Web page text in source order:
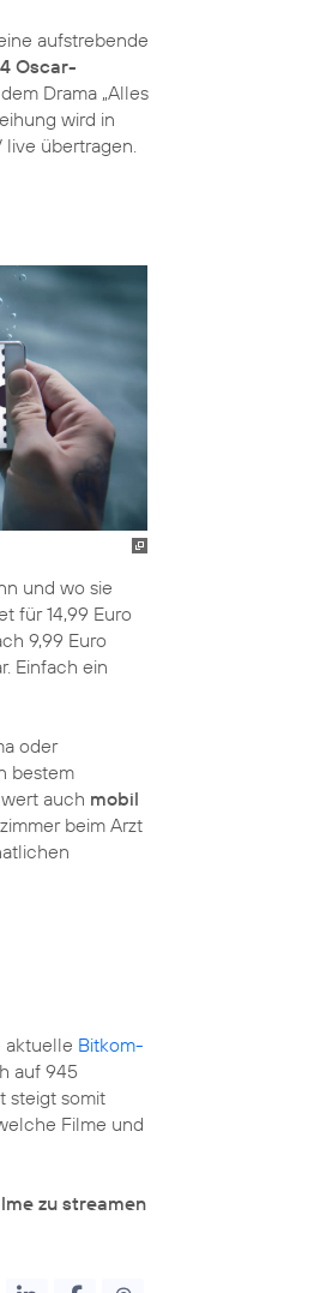
aufstrebende
Oscar-
Drama „Alles
wird in
live übertragen.
und wo sie
für 14,99 Euro
9,99 Euro
Einfach ein
oder
bestem
auch mobil
beim Arzt
aktuelle Bitkom-
auf 945
steigt somit
Filme und
zu streamen